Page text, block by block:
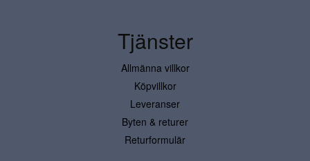
Tjänster
Allmänna villkor
Köpvillkor
Leveranser
Byten & returer
Returformulär